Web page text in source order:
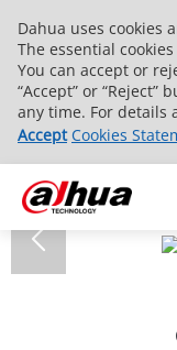
Dahua uses cookies
The essential
You can accept or
“Accept” or
any time. For details
Accept Cookies